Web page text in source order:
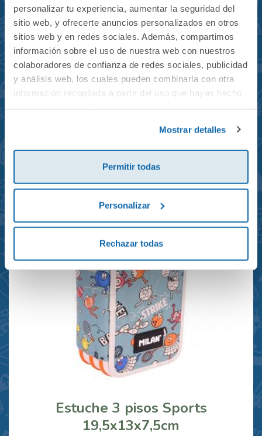
personalizar tu experiencia, aumentar la seguridad del
sitio web, y ofrecerte anuncios personalizados en otros
sitios web y en redes sociales. Además, compartimos
información sobre el uso de nuestra web con nuestros
colaboradores de confianza de redes sociales, publicidad
y análisis web, los cuales pueden combinarla con otra
información recopilada a partir del uso que hayas hecho
Mostrar detalles
Permitir todas
Personalizar
Rechazar todas
reciclada 21x10x28cm
23,95€
Estuche 3 pisos Sports
19,5x13x7,5cm